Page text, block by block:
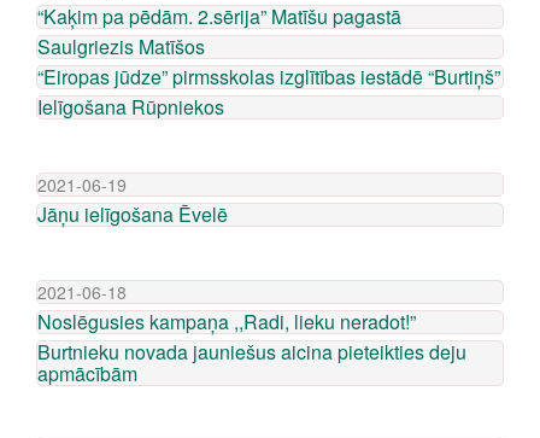
“Kaķim pa pēdām. 2.sērija” Matīšu pagastā
Saulgriezis Matīšos
“Eiropas jūdze” pirmsskolas izglītības iestādē “Burtiņš”
Ielīgošana Rūpniekos
2021-06-19
Jāņu ielīgošana Ēvelē
2021-06-18
Noslēgusies kampaņa ,,Radi, lieku neradot!”
Burtnieku novada jauniešus aicina pieteikties deju
apmācībām